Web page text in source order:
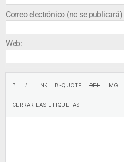
Correo electrónico (no se
Web: